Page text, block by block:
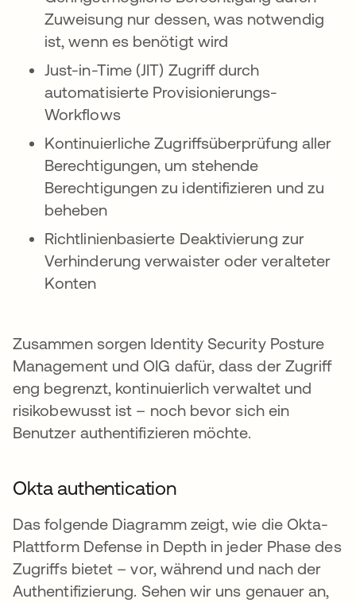
Zuweisung nur dessen, was notwendig
ist, wenn es benötigt wird
Just-in-Time (JIT) Zugriff durch
automatisierte Provisionierungs-
Workflows
Kontinuierliche Zugriffsüberprüfung aller
Berechtigungen, um stehende
Berechtigungen zu identifizieren und zu
beheben
Richtlinienbasierte Deaktivierung zur
Verhinderung verwaister oder veralteter
Konten
Zusammen sorgen Identity Security Posture
Management und OIG dafür, dass der Zugriff
eng begrenzt, kontinuierlich verwaltet und
risikobewusst ist – noch bevor sich ein
Benutzer authentifizieren möchte.
Okta authentication
Das folgende Diagramm zeigt, wie die Okta-
Plattform Defense in Depth in jeder Phase des
Zugriffs bietet – vor, während und nach der
Authentifizierung. Sehen wir uns genauer an,